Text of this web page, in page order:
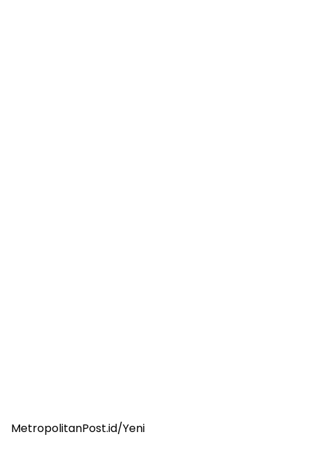
MetropolitanPost.id/Yeni